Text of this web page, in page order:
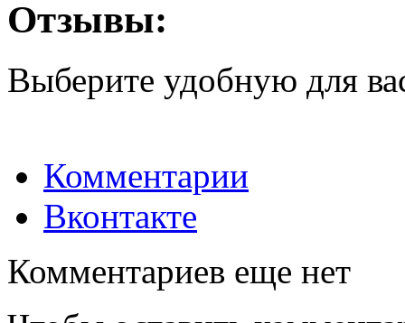
Отзывы:
Выберите удобную для
Комментарии
Вконтакте
Комментариев еще нет